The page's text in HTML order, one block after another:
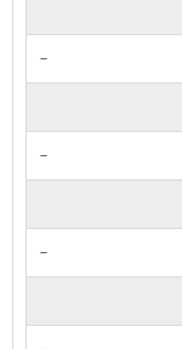
－
－
－